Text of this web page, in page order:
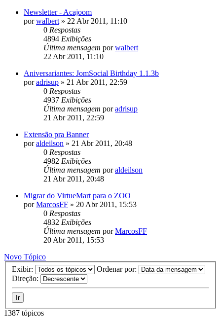
Newsletter - Acajoom
porwalbert » 22 Abr 2011, 11:10
0 Respostas
4894 Exibições
Última mensagem porwalbert
22 Abr 2011, 11:10
Aniversariantes: JomSocial Birthday 1.1.3b
poradrisup » 21 Abr 2011, 22:59
0 Respostas
4937 Exibições
Última mensagem poradrisup
21 Abr 2011, 22:59
Extensão pra Banner
poraldeilson » 21 Abr 2011, 20:48
0 Respostas
4982 Exibições
Última mensagem poraldeilson
21 Abr 2011, 20:48
Migrar do VirtueMart para o ZOO
porMarcosFF » 20 Abr 2011, 15:53
0 Respostas
4832 Exibições
Última mensagem porMarcosFF
20 Abr 2011, 15:53
Novo Tópico
Exibir:
Ordenar por:
Direção:
1387 tópicos